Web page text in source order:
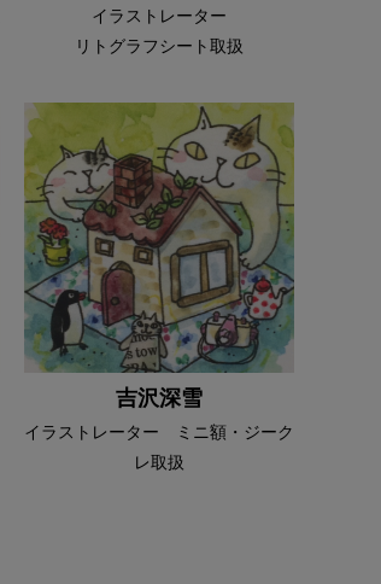
イラストレーター
リトグラフシート取扱
吉沢深雪
イラストレーター ミニ額・ジーク
レ取扱